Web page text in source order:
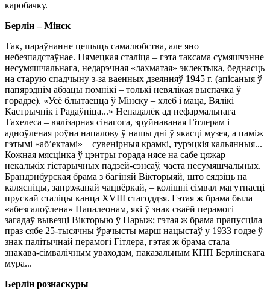
каробачку.
Берлін – Мінск
Так, параўнанне цешыць самалюбства, але яно
небезпадстаўнае. Нямецкая сталіца – гэта таксама сумяшчэнне
несумяшчальнага, недарэчная «лахматая» эклектыка, беднасць
на старую спадчыну з-за ваенных дзеянняў 1945 г. (апісаныя ў
папярэднім абзацы помнікі – толькі невялікая выспачка ў
горадзе). «Усё блытаецца ў Мінску – хлеб і маца, Вялікі
Кастрычнік і Радаўніца...» Непадалёк ад нефармальнага
Тахелеса – вялізарная сінагога, зруйнаваная Гітлерам і
адноўленая роўна напалову ў нашы дні ў якасці музея, а паміж
гэтымі «аб’ектамі» – сувенірныя крамкі, турэцкія кальянныя...
Кожная мясцінка ў цэнтры горада нясе на сабе цяжар
некалькіх гістарычных падзей-сэнсаў, часта несумяшчальных.
Брандэнбурская брама з багіняй Вікторыяй, што сядзіць на
калясніцы, запрэжанай чацвёркай, – колішні сімвал магутнасці
прускай сталіцы канца XVIIІ стагоддзя. Гэтая ж брама была
«абезгалоўлена» Напалеонам, які ў знак сваёй перамогі
загадаў вывезці Вікторыю ў Парыж; гэтая ж брама прапусціла
праз сябе 25-тысячны ўрачысты марш нацыстаў у 1933 годзе ў
знак палітычнай перамогі Гітлера, гэтая ж брама стала
знакава-сімвалічным уваходам, паказальным КПП Берлінскага
мура...
Берлін рознаскуры